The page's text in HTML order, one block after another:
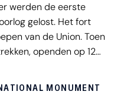
werden de eerste
gelost. Het fort
van de Union. Toen
openden op 12
MONUMENT